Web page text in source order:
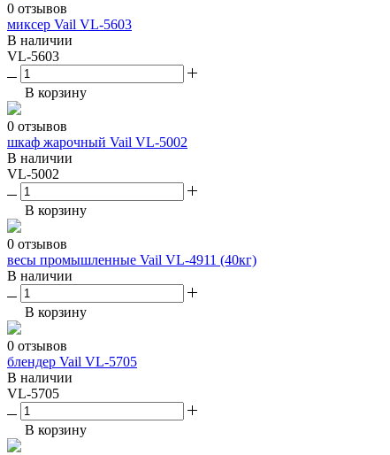
0 отзывов
миксер Vail VL-5603
В наличии
VL-5603
В корзину
0 отзывов
шкаф жарочный Vail VL-5002
В наличии
VL-5002
В корзину
0 отзывов
весы промышленные Vail VL-4911 (40кг)
В наличии
В корзину
0 отзывов
блендер Vail VL-5705
В наличии
VL-5705
В корзину